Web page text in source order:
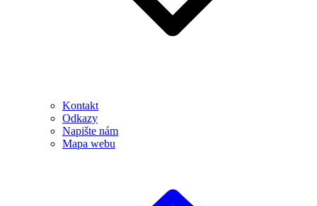
Kontakt
Odkazy
Napište nám
Mapa webu